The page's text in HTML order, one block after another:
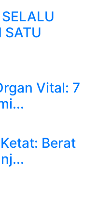
SATU
Vital: 7
Berat